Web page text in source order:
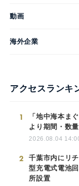
動画
海外企業
アクセスランキ
1
「地中海本ま
より期間・数
2026.08.04
2
千葉市内にリ
型充電式電池
所設置